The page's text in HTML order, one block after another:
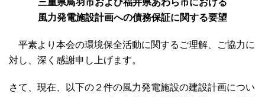
三重県鳥羽市および福井県あわら市における
風力発電施設計画への債務保証に関する要望
平素より本会の環境保全活動に関するご理解、ご協力に
対し、深く感謝申し上げます。
さて、現在、以下の２件の風力発電施設の建設計画につい